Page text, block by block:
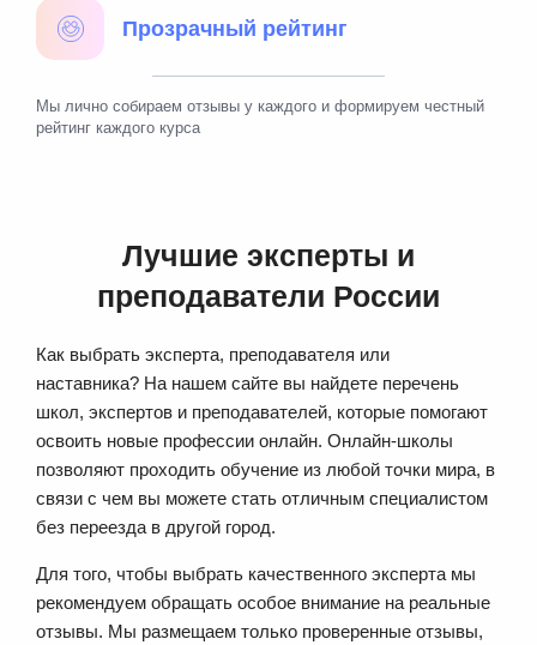
Прозрачный рейтинг
Мы лично собираем отзывы у каждого и формируем честный
рейтинг каждого курса
Лучшие эксперты и
преподаватели России
Как выбрать эксперта, преподавателя или
наставника? На нашем сайте вы найдете перечень
школ, экспертов и преподавателей, которые помогают
освоить новые профессии онлайн. Онлайн-школы
позволяют проходить обучение из любой точки мира, в
связи с чем вы можете стать отличным специалистом
без переезда в другой город.
Для того, чтобы выбрать качественного эксперта мы
рекомендуем обращать особое внимание на реальные
отзывы. Мы размещаем только проверенные отзывы,